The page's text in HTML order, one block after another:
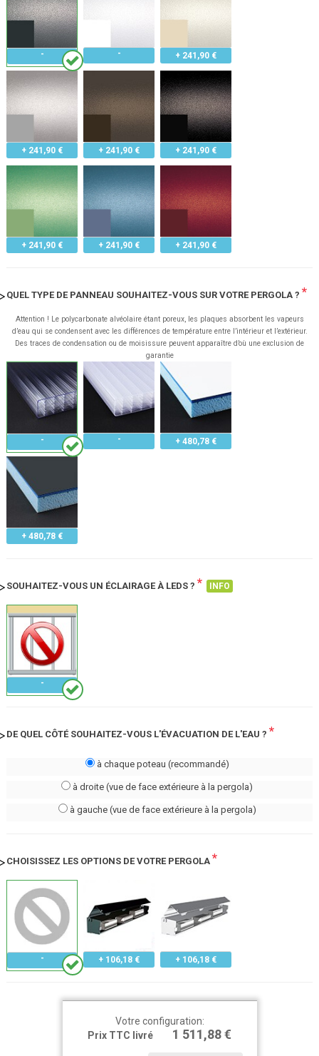
+ 241,90 €
+ 241,90 € + 241,90 € + 241,90 €
+ 241,90 € + 241,90 € + 241,90 €
QUEL TYPE DE PANNEAU SOUHAITEZ-VOUS SUR VOTRE PERGOLA ? *
Attention ! Le polycarbonate alvéolaire étant poreux, les plaques absorbent les vapeurs
d’eau qui se condensent avec les différences de température entre l’intérieur et l’extérieur.
Des traces de condensation ou de moisissure peuvent apparaître d’où une exclusion de
garantie
+ 480,78 €
+ 480,78 €
SOUHAITEZ-VOUS UN ÉCLAIRAGE À LEDS ? * INFO
DE QUEL CÔTÉ SOUHAITEZ-VOUS L'ÉVACUATION DE L'EAU ? *
à chaque poteau (recommandé)
à droite (vue de face extérieure à la pergola)
à gauche (vue de face extérieure à la pergola)
CHOISISSEZ LES OPTIONS DE VOTRE PERGOLA *
+ 106,18 € + 106,18 €
Votre configuration:
Prix TTC livré
1 511,88 €